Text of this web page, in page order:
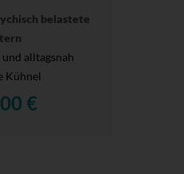
belastete
alltagsnah
Kühnel
€